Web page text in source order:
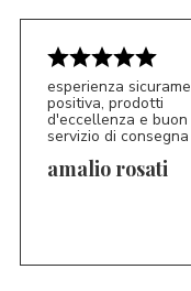
esperienza
positiva, prodotti
d'eccellenza e buon
servizio di consegna
amalio rosati